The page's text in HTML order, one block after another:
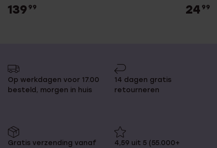
139 99 24 99
Op werkdagen voor 17.00
besteld, morgen in huis
14 dagen gratis
retourneren
Gratis verzending vanaf
4,59 uit 5 (55.000+